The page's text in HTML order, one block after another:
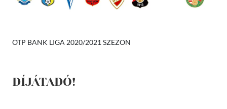
OTP BANK LIGA 2020/2021 SZEZON
DÍJÁTADÓ!